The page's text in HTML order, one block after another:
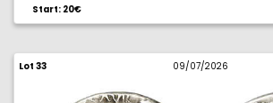
Start: 20€
Lot 33 09/07/2026